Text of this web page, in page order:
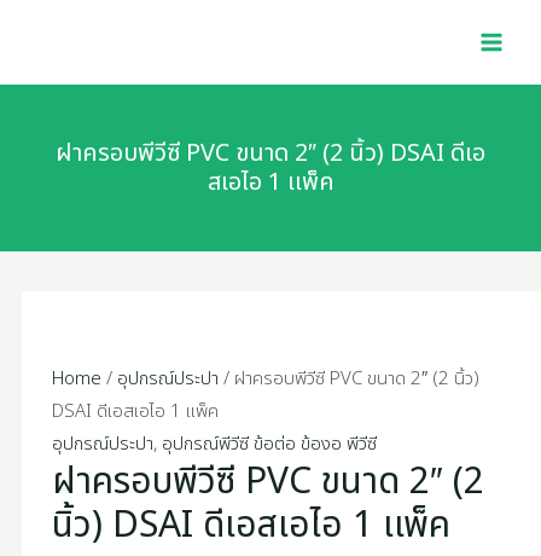
content
ฝาครอบพีวีซี PVC ขนาด 2″ (2 นิ้ว) DSAI ดีเอ
สเอไอ 1 เเพ็ค
Home / อุปกรณ์ประปา / ฝาครอบพีวีซี PVC ขนาด 2″ (2 นิ้ว)
DSAI ดีเอสเอไอ 1 เเพ็ค
อุปกรณ์ประปา, อุปกรณ์พีวีซี ข้อต่อ ข้องอ พีวีซี
ฝาครอบพีวีซี PVC ขนาด 2″ (2
นิ้ว) DSAI ดีเอสเอไอ 1 เเพ็ค
พี
PVC
เอ
ส
เอไอ
1
เเพ็ค
quantity